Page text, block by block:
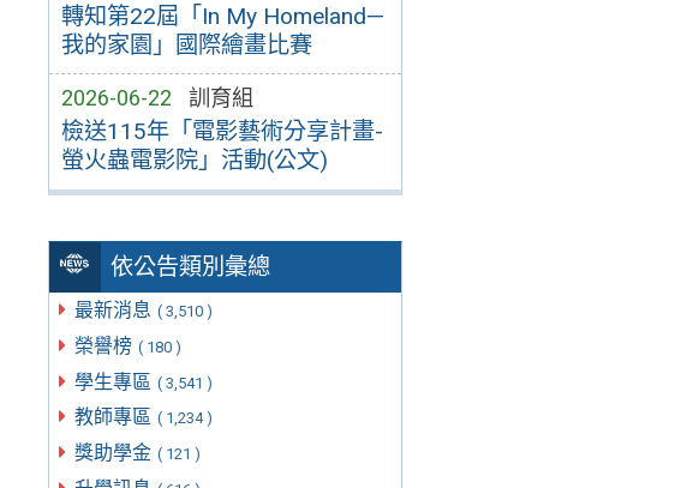
轉知第22屆「In My Homeland—
我的家園」國際繪畫比賽
2026-06-22 訓育組
檢送115年「電影藝術分享計畫-
螢火蟲電影院」活動(公文)
依公告類別彙總
最新消息 ( 3,510 )
榮譽榜 ( 180 )
學生專區 ( 3,541 )
教師專區 ( 1,234 )
獎助學金 ( 121 )